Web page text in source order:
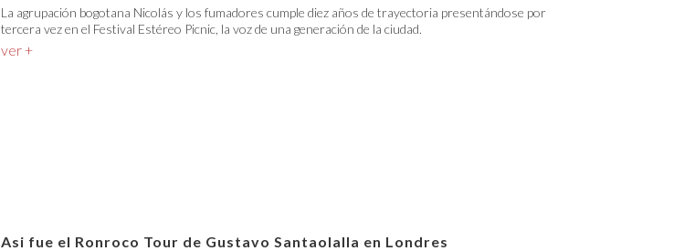
La agrupación bogotana Nicolás y los fumadores cumple diez años de trayectoria presentándose por
tercera vez en el Festival Estéreo Picnic, la voz de una generación de la ciudad.
ver +
Asi fue el Ronroco Tour de Gustavo Santaolalla en Londres